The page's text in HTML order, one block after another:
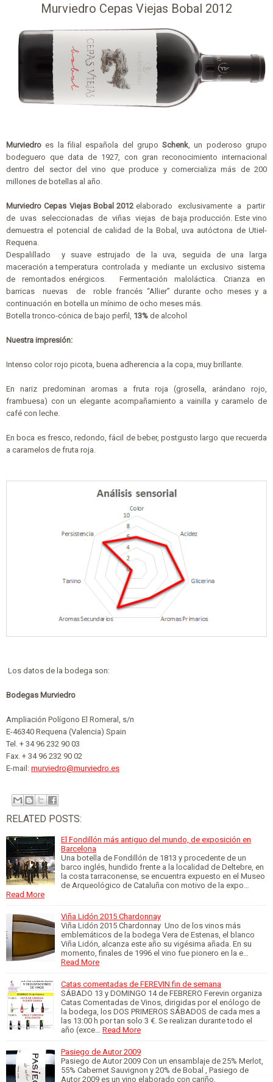
Murviedro Cepas Viejas Bobal 2012
Murviedro es la filial española del grupoSchenk , un poderoso grupo
bodeguero que data de 1927, con gran reconocimiento internacional
dentro del sector del vino que produce y comercializa más de 200
millones de botellas al año.
Murviedro Cepas Viejas Bobal 2012 elaborado exclusivamente a partir
de uvas seleccionadas de viñas viejas de baja producción. Este vino
demuestra el potencial de calidad de la Bobal, uva autóctona de Utiel-
Requena.
Despalillado y suave estrujado de la uva, seguida de una larga
maceración a temperatura controlada y mediante un exclusivo sistema
de remontados enérgicos. Fermentación maloláctica. Crianza en
barricas nuevas de roble francés “Allier” durante ocho meses y a
continuación en botella un mínimo de ocho meses más.
Botella tronco-cónica de bajo perfil, 13% de alcohol
Nuestra impresión:
Intenso color rojo picota, buena adherencia a la copa, muy brillante.
En nariz predominan aromas a fruta roja (grosella, arándano rojo,
frambuesa) con un elegante acompañamiento a vainilla y caramelo de
café con leche.
En boca es fresco, redondo , fácil de beber, postgusto largo que recuerda
a caramelos de fruta roja
Los datos de la bodega son:
Bodegas Murviedro
Ampliación Polígono El Romeral, s/n
E-46340 Requena (Valencia) Spain
Tel. + 34 96 232 90 03
Fax. + 34 96 232 90 02
E-mail: murviedro@murviedro.es
RELATED POSTS:
El Fondillón más antiguo del mundo, de exposición en
Barcelona
Una botella de Fondillón de 1813 y procedente de un
barco inglés, hundido frente a la localidad de Deltebre, en
la costa tarraconense, se encuentra expuesto en el Museo
de Arqueológico de Cataluña con motivo de la expo…
Read More
Viña Lidón 2015 Chardonnay
Viña Lidón 2015 Chardonnay Uno de los vinos más
emblemáticos de la bodega Vera de Estenas, el blanco
Viña Lidón, alcanza este año su vigésima añada. En su
momento, finales de 1996 el vino fue pionero en la e…
Read More
Catas comentadas de FEREVIN fin de semana
SÁBADO 13 y DOMINGO 14 de FEBRERO Ferevin organiza
Catas Comentadas de Vinos, dirigidas por el enólogo de
la bodega, los DOS PRIMEROS SÁBADOS de cada mes a
las 13:00 h por tan solo 3 €. Se realizan durante todo el
año (exce…
Read More
Pasiego de Autor 2009
Pasiego de Autor 2009 Con un ensamblaje de 25% Merlot,
55% Cabernet Sauvignon y 20% de Bobal , Pasiego de
Autor 2009 es un vino elaborado con cariño,